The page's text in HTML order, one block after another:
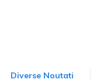
Diverse Noutati